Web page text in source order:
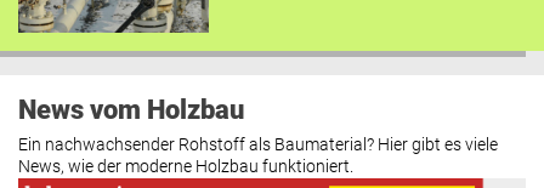
News vom Holzbau
Ein nachwachsender Rohstoff als Baumaterial? Hier gibt es viele
News, wie der moderne Holzbau funktioniert.